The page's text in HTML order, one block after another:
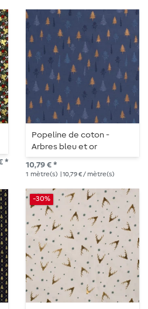
*
Popeline de coton -
Arbres bleu et or
10,79 € *
1 mètre(s) | 10,79 € / mètre(s)
-30%